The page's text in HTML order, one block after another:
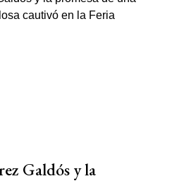
Galdós y la